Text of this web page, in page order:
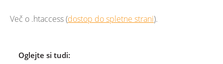
Več o .htaccess (dostop do spletne strani).
Oglejte si tudi: